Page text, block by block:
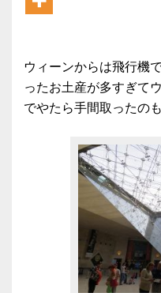
ウィーンからは飛行機
ったお土産が多すぎて
でやたら手間取ったの